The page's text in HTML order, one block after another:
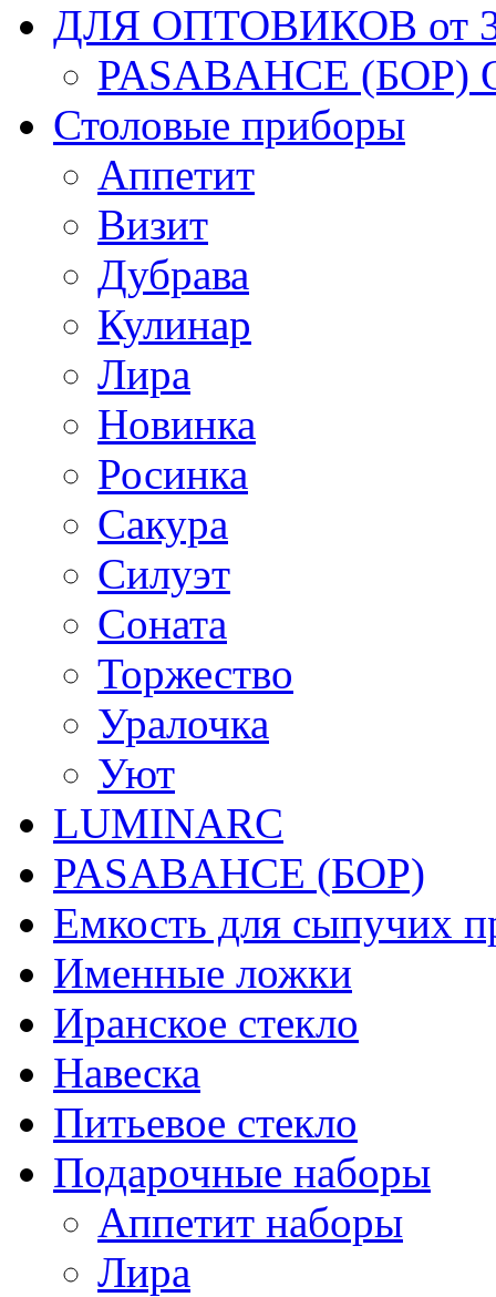
ДЛЯ ОПТОВИКОВ от
PASABAHCE (БОР)
Столовые приборы
Аппетит
Визит
Дубрава
Кулинар
Лира
Новинка
Росинка
Сакура
Силуэт
Соната
Торжество
Уралочка
Уют
LUMINARC
PASABAHCE (БОР)
Емкость для сыпучих
Именные ложки
Иранское стекло
Навеска
Питьевое стекло
Подарочные наборы
Аппетит наборы
Лира